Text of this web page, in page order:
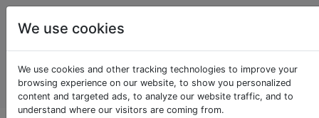
Entretien et
réparation
de
véhicules
automobiles
Account
We use cookies
We use cookies and other tracking technologies to improve your
browsing experience on our website, to show you personalized
content and targeted ads, to analyze our website traffic, and to
understand where our visitors are coming from.